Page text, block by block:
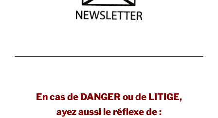
En cas de DANGER ou de LITIGE,
ayez aussi le réflexe de :